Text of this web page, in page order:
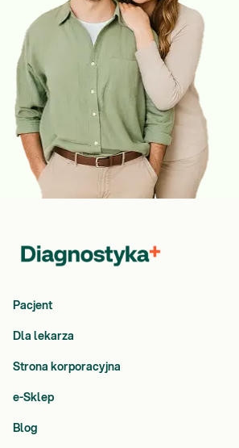
Pacjent
Dla lekarza
Strona korporacyjna
e-Sklep
Blog